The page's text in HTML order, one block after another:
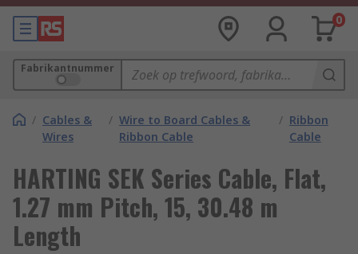
0
Fabrikantnummer
/ Cables &
Wires
/ Wire to Board Cables &
Ribbon Cable
/ Ribbon
Cable
HARTING SEK Series Cable, Flat,
1.27 mm Pitch, 15, 30.48 m
Length